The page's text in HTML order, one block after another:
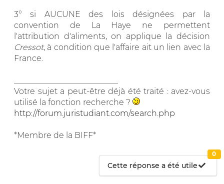
3° si AUCUNE des lois désignées par la
convention de La Haye ne permettent
l'attribution d'aliments, on applique la décision
Cressot, à condition que l'affaire ait un lien avec la
France.
Votre sujet a peut-être déjà été traité : avez-vous
utilisé la fonction recherche ?
http://forum.juristudiant.com/search.php
*Membre de la BIFF*
Cette réponse a été utile
0